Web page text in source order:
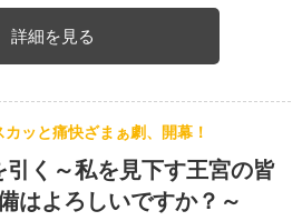
詳細を見る
ッと痛快ざまぁ劇、開幕！
引く～私を見下す王宮の皆
はよろしいですか？～